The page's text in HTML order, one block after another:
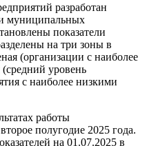
разработан
муниципальных
показатели
на три зоны в
(организации с наиболее
уровень
с наиболее низкими
работы
полугодие 2025 года.
на 01.07.2025 в